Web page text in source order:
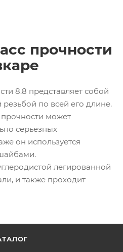
прочности
8.8 представляет собой
по всей его длине.
может
серьезных
он используется
легированной
и также проходит